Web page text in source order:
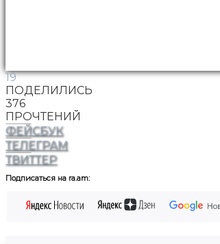
19
ПОДЕЛИЛИСЬ
376
ПРОЧТЕНИЙ
ФЕЙСБУК
ТЕЛЕГРАМ
ТВИТТЕР
Подписаться на ra.am: